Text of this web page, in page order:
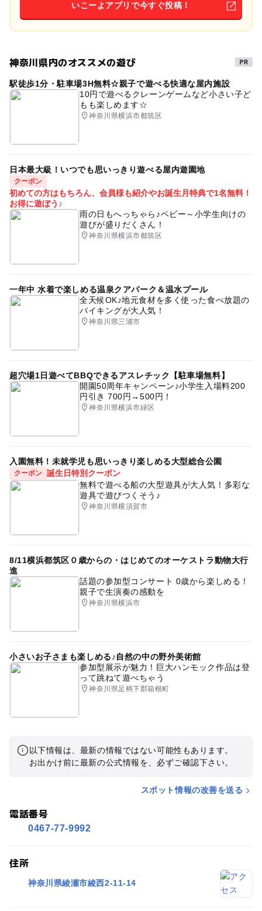
いこーよアプリで今すぐ投稿！
神奈川県内のオススメの遊び
駅徒歩1分・駐車場3H無料☆親子で遊べる快適な屋内施設
10円で遊べるクレーンゲームなど小さい子ど
もも楽しめます☆
神奈川県横浜市都筑区
日本最大級！いつでも思いっきり遊べる屋内遊園地
クーポン
初めての方はもちろん、会員様も紹介やお誕生月特典で1名無料！
お得に遊ぼう♪
雨の日もへっちゃら♪ベビー～小学生向けの
遊びが盛りだくさん！
神奈川県横浜市都筑区
一年中 水着で楽しめる温泉クアパーク＆温水プール
全天候OK♪地元食材を多く使った食べ放題の
バイキングが大人気！
神奈川県三浦市
超穴場1日遊べてBBQできるアスレチック【駐車場無料】
開園50周年キャンペーン♪小学生入場料200
円引き 700円→500円！
神奈川県横浜市緑区
入園無料！未就学児も思いっきり楽しめる大型総合公園
クーポン 誕生日特別クーポン
無料で遊べる船の大型遊具が大人気！多彩な
遊具で遊びつくそう♪
神奈川県横須賀市
8/11横浜都筑区０歳からの・はじめてのオーケストラ動物大行
進
話題の参加型コンサート 0歳から楽しめる！
親子で生演奏の感動を
神奈川県横浜市
小さいお子さまも楽しめる♪自然の中の野外美術館
参加型展示が魅力！巨大ハンモック作品は登
って跳ねて遊べちゃう
神奈川県足柄下郡箱根町
以下情報は、最新の情報ではない可能性もあります。
お出かけ前に最新の公式情報を、必ずご確認下さい。
スポット情報の改善を送る
電話番号
0467-77-9992
住所
神奈川県綾瀬市綾西2-11-14